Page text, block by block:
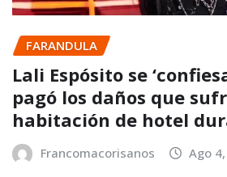
FARANDULA
Lali Espósito se
pagó los daños que
habitación de hotel
Francomacorisanos Ago